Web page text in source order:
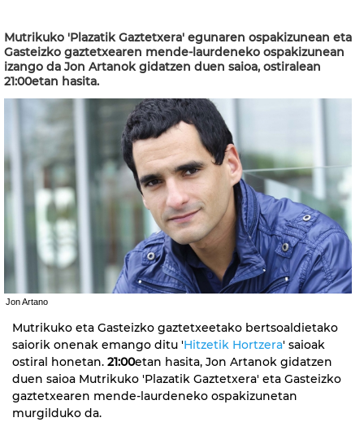
Mutrikuko 'Plazatik Gaztetxera' egunaren ospakizunean eta
Gasteizko gaztetxearen mende-laurdeneko ospakizunean
izango da Jon Artanok gidatzen duen saioa, ostiralean
21:00etan hasita.
Jon Artano
Mutrikuko eta Gasteizko gaztetxeetako bertsoaldietako
saiorik onenak emango ditu 'Hitzetik Hortzera' saioak
ostiral honetan. 21:00etan hasita, Jon Artanok gidatzen
duen saioa Mutrikuko 'Plazatik Gaztetxera' eta Gasteizko
gaztetxearen mende-laurdeneko ospakizunetan
murgilduko da.